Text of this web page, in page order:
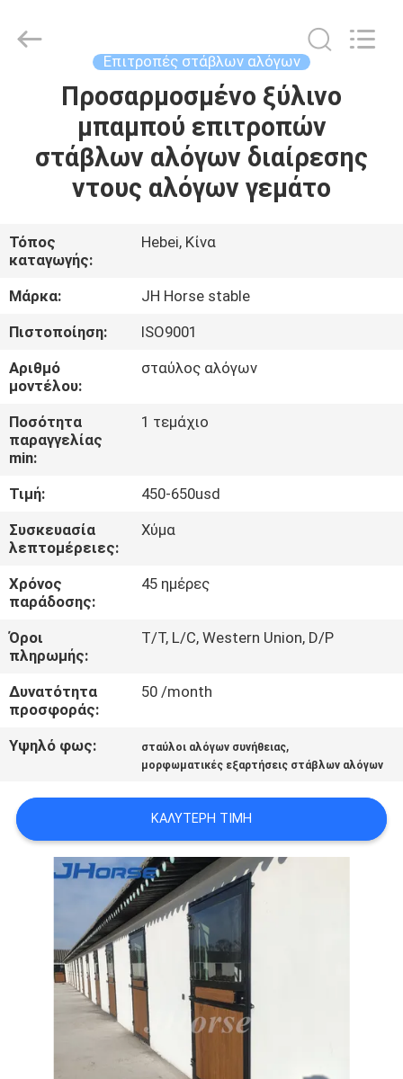
ΠΡΟΪΌΝΤΑ
ΕΜΕΊΣ
ΓΎΡΟΣ
ΕΡΓΟΣΤΑΣΊΩΝ
ΠΟΙΟΤΙΚΌΣ
ΈΛΕΓΧΟΣ
ΕΛΆΤΕ
ΣΕ
ΕΠΑΦΉ
ΜΕ
ΖΗΤΉΣΤΕ
ΈΝΑ
ΑΠΌΣΠΑΣΜΑ
ΠΟΛΙΤΙΚΉ
ΜΥΣΤΙΚΌΤΗΤΑΣ
products
Επιτροπές στάβλων αλόγων
Προσαρμοσμένο ξύλινο
μπαμπού επιτροπών
στάβλων αλόγων διαίρεσης
ντους αλόγων γεμάτο
Τόπος
καταγωγής:
Hebei, Κίνα
Μάρκα:
JH Horse stable
Πιστοποίηση:
ISO9001
Αριθμό
μοντέλου:
σταύλος αλόγων
Ποσότητα
παραγγελίας
min:
1 τεμάχιο
Τιμή:
450-650usd
Συσκευασία
λεπτομέρειες:
Χύμα
Χρόνος
παράδοσης:
45 ημέρες
Όροι
πληρωμής:
T/T, L/C, Western Union, D/P
Δυνατότητα
προσφοράς:
50 /month
Υψηλό φως: σταύλοι αλόγων συνήθειας,
μορφωματικές εξαρτήσεις στάβλων αλόγων
ΚΑΛΎΤΕΡΗ ΤΙΜΉ